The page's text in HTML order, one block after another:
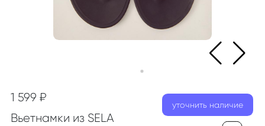
1 599 ₽
Вьетнамки из SELA
уточнить наличие